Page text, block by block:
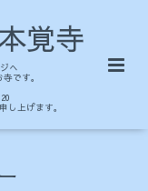
覚寺
へ
です。
上げます。